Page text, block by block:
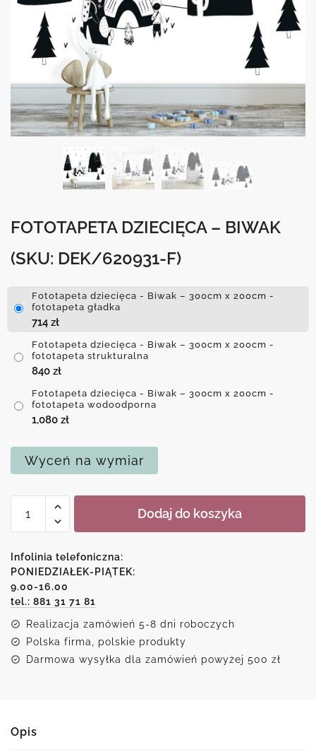
FOTOTAPETA DZIECIĘCA – BIWAK
(SKU: DEK/620931-F)
Fototapeta dziecięca - Biwak – 300cm x 200cm -
fototapeta gładka
714 zł
Fototapeta dziecięca - Biwak – 300cm x 200cm -
fototapeta strukturalna
840 zł
Fototapeta dziecięca - Biwak – 300cm x 200cm -
fototapeta wodoodporna
1,080 zł
Wyceń na wymiar
Fototapeta
-
Biwak
Dodaj do koszyka
Infolinia telefoniczna:
PONIEDZIAŁEK-PIĄTEK:
9.00-16.00
tel.: 881 31 71 81
Realizacja zamówień 5-8 dni roboczych
Polska firma, polskie produkty
Darmowa wysyłka dla zamówień powyżej 500 zł
Opis